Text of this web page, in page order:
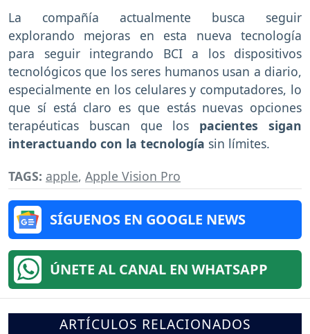
La compañía actualmente busca seguir
explorando mejoras en esta nueva tecnología
para seguir integrando BCI a los dispositivos
tecnológicos que los seres humanos usan a diario,
especialmente en los celulares y computadores, lo
que sí está claro es que estás nuevas opciones
terapéuticas buscan que los pacientes sigan
interactuando con la tecnología sin límites.
TAGS: apple, Apple Vision Pro
SÍGUENOS EN GOOGLE NEWS
ÚNETE AL CANAL EN WHATSAPP
ARTÍCULOS RELACIONADOS